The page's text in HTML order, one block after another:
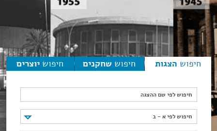
חיפוש הצגות חיפוש שחקנים חיפוש יוצרים
חיפוש לפי שם ההצגה
חיפוש לפי א - ב
חיפוש לפי א - ב